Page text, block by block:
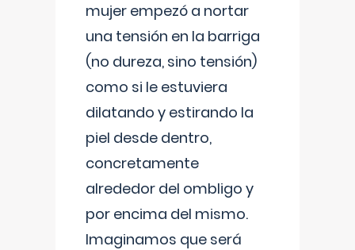
mujer empezó a nortar
una tensión en la barriga
(no dureza, sino tensión)
como si le estuviera
dilatando y estirando la
piel desde dentro,
concretamente
alrededor del ombligo y
por encima del mismo.
Imaginamos que será